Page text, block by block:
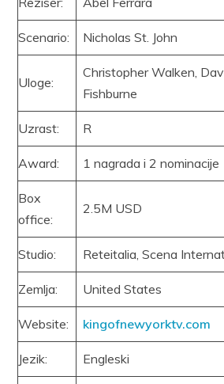
Scenario: Nicholas St. John
Uloge:
Christopher Walken,
Fishburne
Uzrast: R
Award: 1 nagrada i 2 nominacije
Box
office:
2.5M USD
Studio: Reteitalia, Scena
Zemlja: United States
Website: kingofnewyorktv.com
Jezik: Engleski